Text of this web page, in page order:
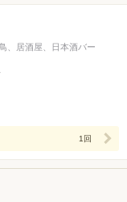
、居酒屋、日本酒バー
1回